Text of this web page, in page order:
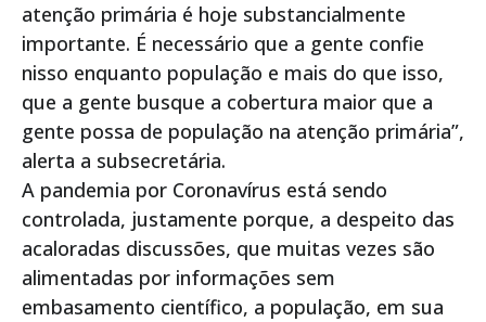
atenção primária é hoje substancialmente
importante. É necessário que a gente confie
nisso enquanto população e mais do que isso,
que a gente busque a cobertura maior que a
gente possa de população na atenção primária”,
alerta a subsecretária.
A pandemia por Coronavírus está sendo
controlada, justamente porque, a despeito das
acaloradas discussões, que muitas vezes são
alimentadas por informações sem
embasamento científico, a população, em sua